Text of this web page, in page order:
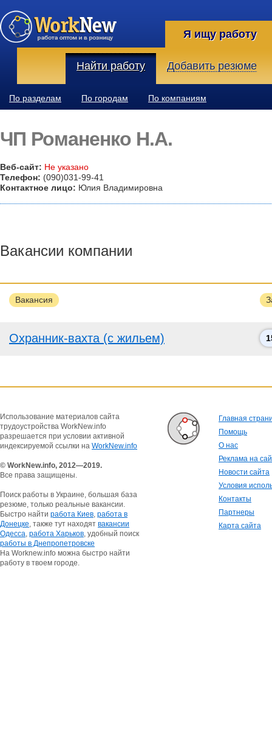
Я ищу работу
Найти работу Добавить резюме
По разделам По городам По компаниям
ЧП Романенко Н.А.
Веб-сайт: Не указано
Телефон: (090)031-99-41
Контактное лицо: Юлия Владимировна
Вакансии компании
Вакансия
Охранник-вахта (с жильем)
Использование материалов сайта
трудоустройства WorkNew.info
разрешается при условии активной
индексируемой ссылки на WorkNew.info
© WorkNew.info, 2012—2019.
Все права защищены.
Поиск работы в Украине, большая база
резюме, только реальные вакансии.
Быстро найти работа Киев, работа в
Донецке, также тут находят вакансии
Одесса, работа Харьков, удобный поиск
работы в Днепропетровске
На Worknew.info можна быстро найти
работу в твоем городе.
Главная
Помощь
О нас
Реклама на
Новости сайта
Условия
Контакты
Партнеры
Карта сайта